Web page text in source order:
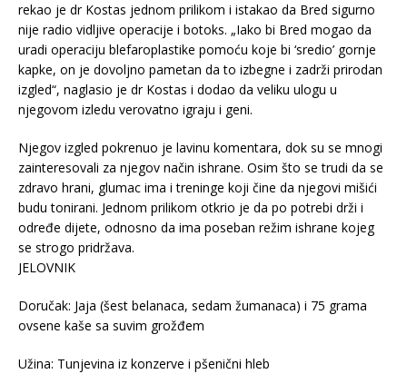
rekao je dr Kostas jednom prilikom i istakao da Bred sigurno
nije radio vidljive operacije i botoks. „Iako bi Bred mogao da
uradi operaciju blefaroplastike pomoću koje bi ‘sredio’ gornje
kapke, on je dovoljno pametan da to izbegne i zadrži prirodan
izgled“, naglasio je dr Kostas i dodao da veliku ulogu u
njegovom izledu verovatno igraju i geni.
Njegov izgled pokrenuo je lavinu komentara, dok su se mnogi
zainteresovali za njegov način ishrane. Osim što se trudi da se
zdravo hrani, glumac ima i treninge koji čine da njegovi mišići
budu tonirani. Jednom prilikom otkrio je da po potrebi drži i
određe dijete, odnosno da ima poseban režim ishrane kojeg
se strogo pridržava.
JELOVNIK
Doručak: Jaja (šest belanaca, sedam žumanaca) i 75 grama
ovsene kaše sa suvim grožđem
Užina: Tunjevina iz konzerve i pšenični hleb